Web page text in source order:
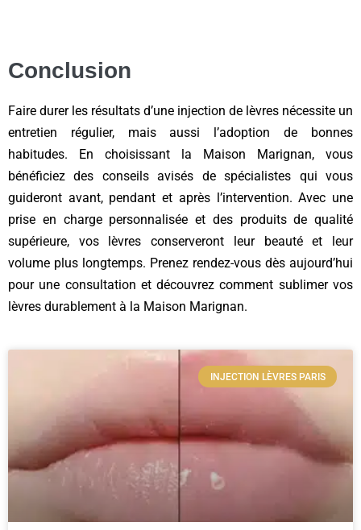
Conclusion
Faire durer les résultats d’une injection de lèvres nécessite un
entretien régulier, mais aussi l’adoption de bonnes
habitudes. En choisissant la Maison Marignan, vous
bénéficiez des conseils avisés de spécialistes qui vous
guideront avant, pendant et après l’intervention. Avec une
prise en charge personnalisée et des produits de qualité
supérieure, vos lèvres conserveront leur beauté et leur
volume plus longtemps. Prenez rendez-vous dès aujourd’hui
pour une consultation et découvrez comment sublimer vos
lèvres durablement à la Maison Marignan.
INJECTION LÈVRES PARIS